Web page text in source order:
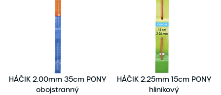
HÁČIK 2.00mm 35cm PONY
obojstranný
HÁČIK 2.25mm 15cm PONY
hliníkový